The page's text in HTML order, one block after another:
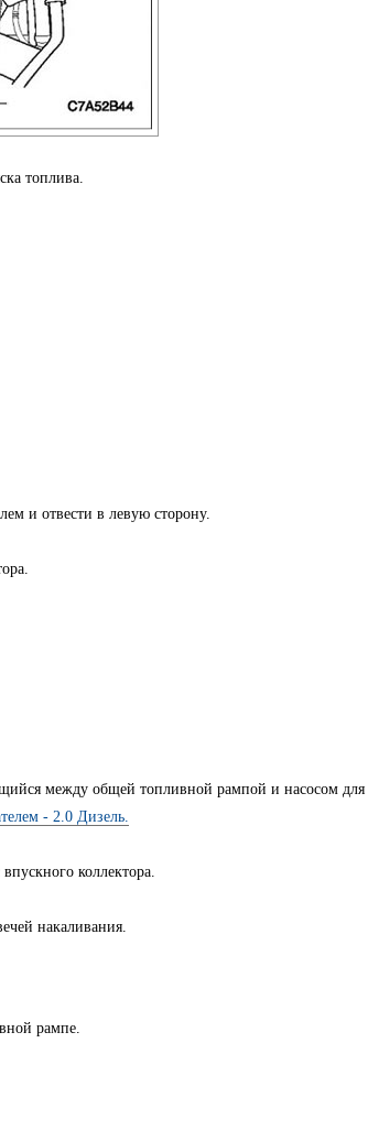
топлива.
и отвести в левую сторону.
между общей топливной рампой и насосом для
- 2.0 Дизель.
коллектора.
накаливания.
рампе.